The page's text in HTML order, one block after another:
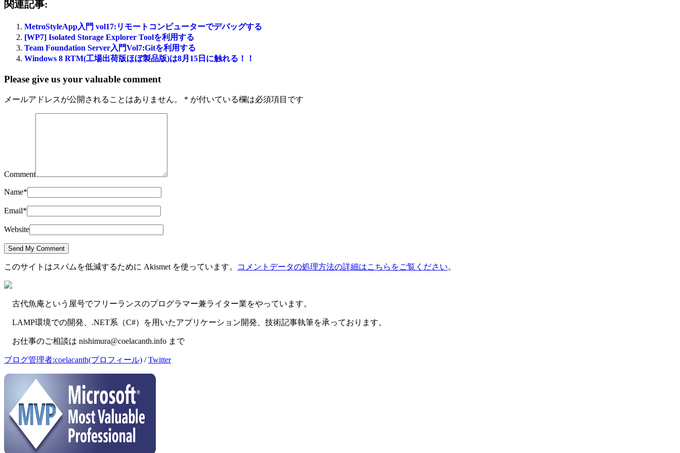
関連記事:
MetroStyleApp入門 vol17:リモートコンピューターでデバッグする
[WP7] Isolated Storage Explorer Toolを利用する
Team Foundation Server入門Vol7:Gitを利用する
Windows 8 RTM(工場出荷版ほぼ製品版)は8月15日に触れる！！
Please give us your valuable comment
メールアドレスが公開されることはありません。 * が付いている欄は必須項目です
Comment
Name*
Email*
Website
このサイトはスパムを低減するために Akismet を使っています。 コメントデータの処理方法の詳細はこちらをご覧ください。
古代魚庵という屋号でフリーランスのプログラマー兼ライター業をやっています。
LAMP環境での開発、.NET系（C#）を用いたアプリケーション開発、技術記事執筆を承っております。
お仕事のご相談は nishimura@coelacanth.info まで
ブログ管理者:coelacanth(プロフィール) /Twitter